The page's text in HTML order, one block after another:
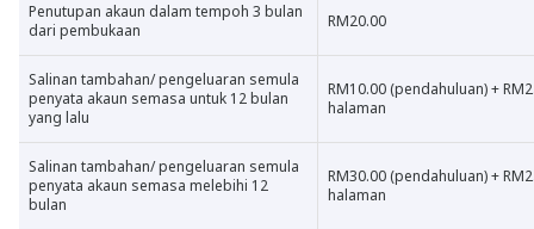
Penutupan akaun dalam tempoh 3 bulan
dari pembukaan
RM20.00
Salinan tambahan/ pengeluaran semula
penyata akaun semasa untuk 12 bulan
yang lalu
RM10.00 (pendahuluan) +
halaman
Salinan tambahan/ pengeluaran semula
penyata akaun semasa melebihi 12
bulan
RM30.00 (pendahuluan) +
halaman